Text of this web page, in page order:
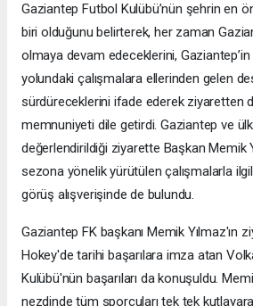
Gaziantep Futbol Kulübü’nün şehrin en
biri olduğunu belirterek, her zaman
olmaya devam edeceklerini,
yolundaki çalışmalara ellerinden gelen
sürdüreceklerini ifade ederek ziyaretten
memnuniyeti dile getirdi. Gaziantep ve
değerlendirildiği ziyarette Başkan Memik
sezona yönelik yürütülen çalışmalarla ilgili
görüş alışverişinde de bulundu.
Gaziantep FK başkanı Memik Yılmaz'ın
Hokey'de tarihi başarılara imza atan
Kulübü'nün başarıları da konuşuldu.
nezdinde tüm sporcuları tek tek